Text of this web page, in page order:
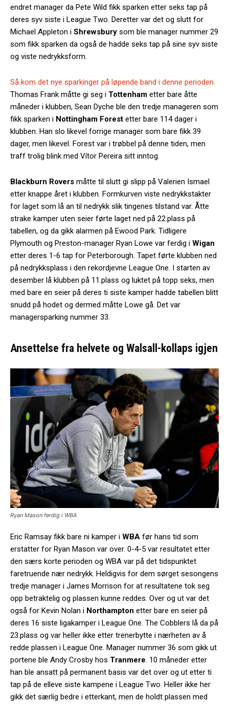
endret manager da Pete Wild fikk sparken etter seks tap på
deres syv siste i League Two. Deretter var det og slutt for
Michael Appleton i Shrewsbury som ble manager nummer 29
som fikk sparken da også de hadde seks tap på sine syv siste
og viste nedrykksform.
Så kom det nye sparkinger på løpende band i denne perioden.
Thomas Frank måtte gi seg i Tottenham etter bare åtte
måneder i klubben, Sean Dyche ble den tredje manageren som
fikk sparken i Nottingham Forest etter bare 114 dager i
klubben. Han slo likevel forrige manager som bare fikk 39
dager, men likevel. Forest var i trøbbel på denne tiden, men
traff trolig blink med Vítor Pereira sitt inntog.
Blackburn Rovers måtte til slutt gi slipp på Valerien Ismael
etter knappe året i klubben. Formkurven viste nedrykkstakter
for laget som lå an til nedrykk slik tingenes tilstand var. Åtte
strake kamper uten seier førte laget ned på 22.plass på
tabellen, og da gikk alarmen på Ewood Park. Tidligere
Plymouth og Preston-manager Ryan Lowe var ferdig i Wigan
etter deres 1-6 tap for Peterborough. Tapet førte klubben ned
på nedrykksplass i den rekordjevne League One. I starten av
desember lå klubben på 11.plass og luktet på topp seks, men
med bare en seier på deres ti siste kamper hadde tabellen blitt
snudd på hodet og dermed måtte Lowe gå. Det var
managersparking nummer 33.
Ansettelse fra helvete og Walsall-kollaps igjen
Ryan Mason ferdig i WBA
Eric Ramsay fikk bare ni kamper i WBA før hans tid som
erstatter for Ryan Mason var over. 0-4-5 var resultatet etter
den særs korte perioden og WBA var på det tidspunktet
faretruende nær nedrykk. Heldigvis for dem sørget sesongens
tredje manager i James Morrison for at resultatene tok seg
opp betraktelig og plassen kunne reddes. Over og ut var det
også for Kevin Nolan i Northampton etter bare en seier på
deres 16 siste ligakamper i League One. The Cobblers lå da på
23.plass og var heller ikke etter trenerbytte i nærheten av å
redde plassen i League One. Manager nummer 36 som gikk ut
portene ble Andy Crosby hos Tranmere. 10 måneder etter
han ble ansatt på permanent basis var det over og ut etter ti
tap på de elleve siste kampene i League Two. Heller ikke her
gikk det særlig bedre i etterkant, men de holdt plassen med